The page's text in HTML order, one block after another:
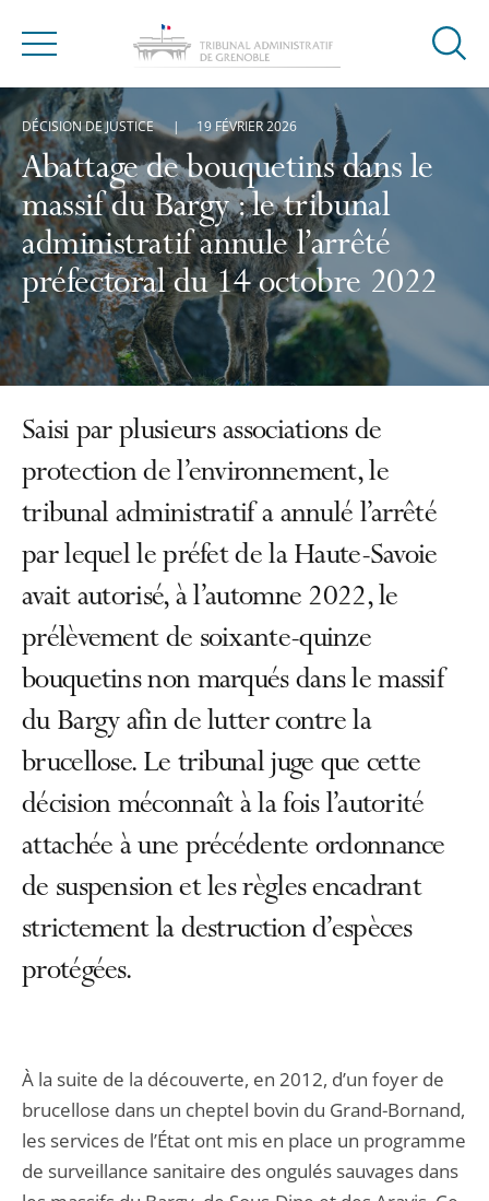
Menu
Ouvrir
Abattage de bouquetins dans le
massif du Bargy : le tribunal
administratif annule l’arrêté
préfectoral du 14 octobre 2022
DÉCISION DE JUSTICE 19 FÉVRIER 2026
Saisi par plusieurs associations de
protection de l’environnement, le
tribunal administratif a annulé l’arrêté
par lequel le préfet de la Haute-Savoie
avait autorisé, à l’automne 2022, le
prélèvement de soixante-quinze
bouquetins non marqués dans le massif
du Bargy afin de lutter contre la
brucellose. Le tribunal juge que cette
décision méconnaît à la fois l’autorité
attachée à une précédente ordonnance
de suspension et les règles encadrant
strictement la destruction d’espèces
protégées.
À la suite de la découverte, en 2012, d’un foyer de
brucellose dans un cheptel bovin du Grand-Bornand,
les services de l’État ont mis en place un programme
de surveillance sanitaire des ongulés sauvages dans